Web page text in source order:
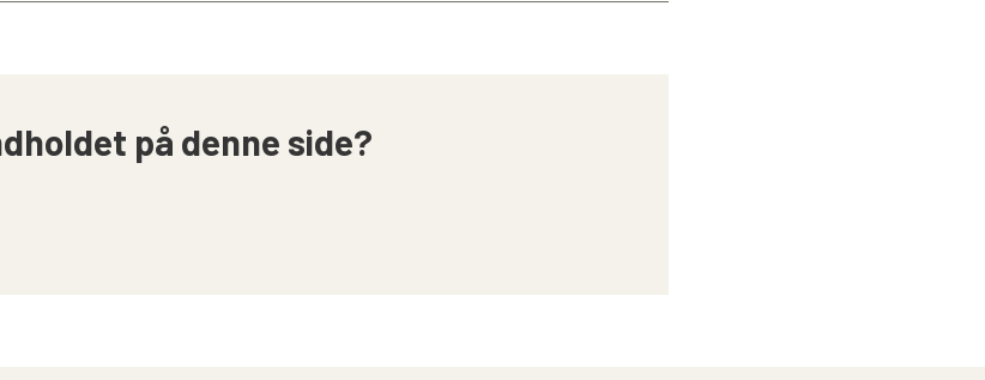
på denne side?